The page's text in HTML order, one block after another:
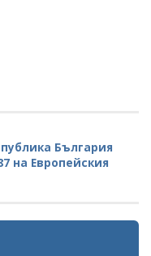
България
на Европейския